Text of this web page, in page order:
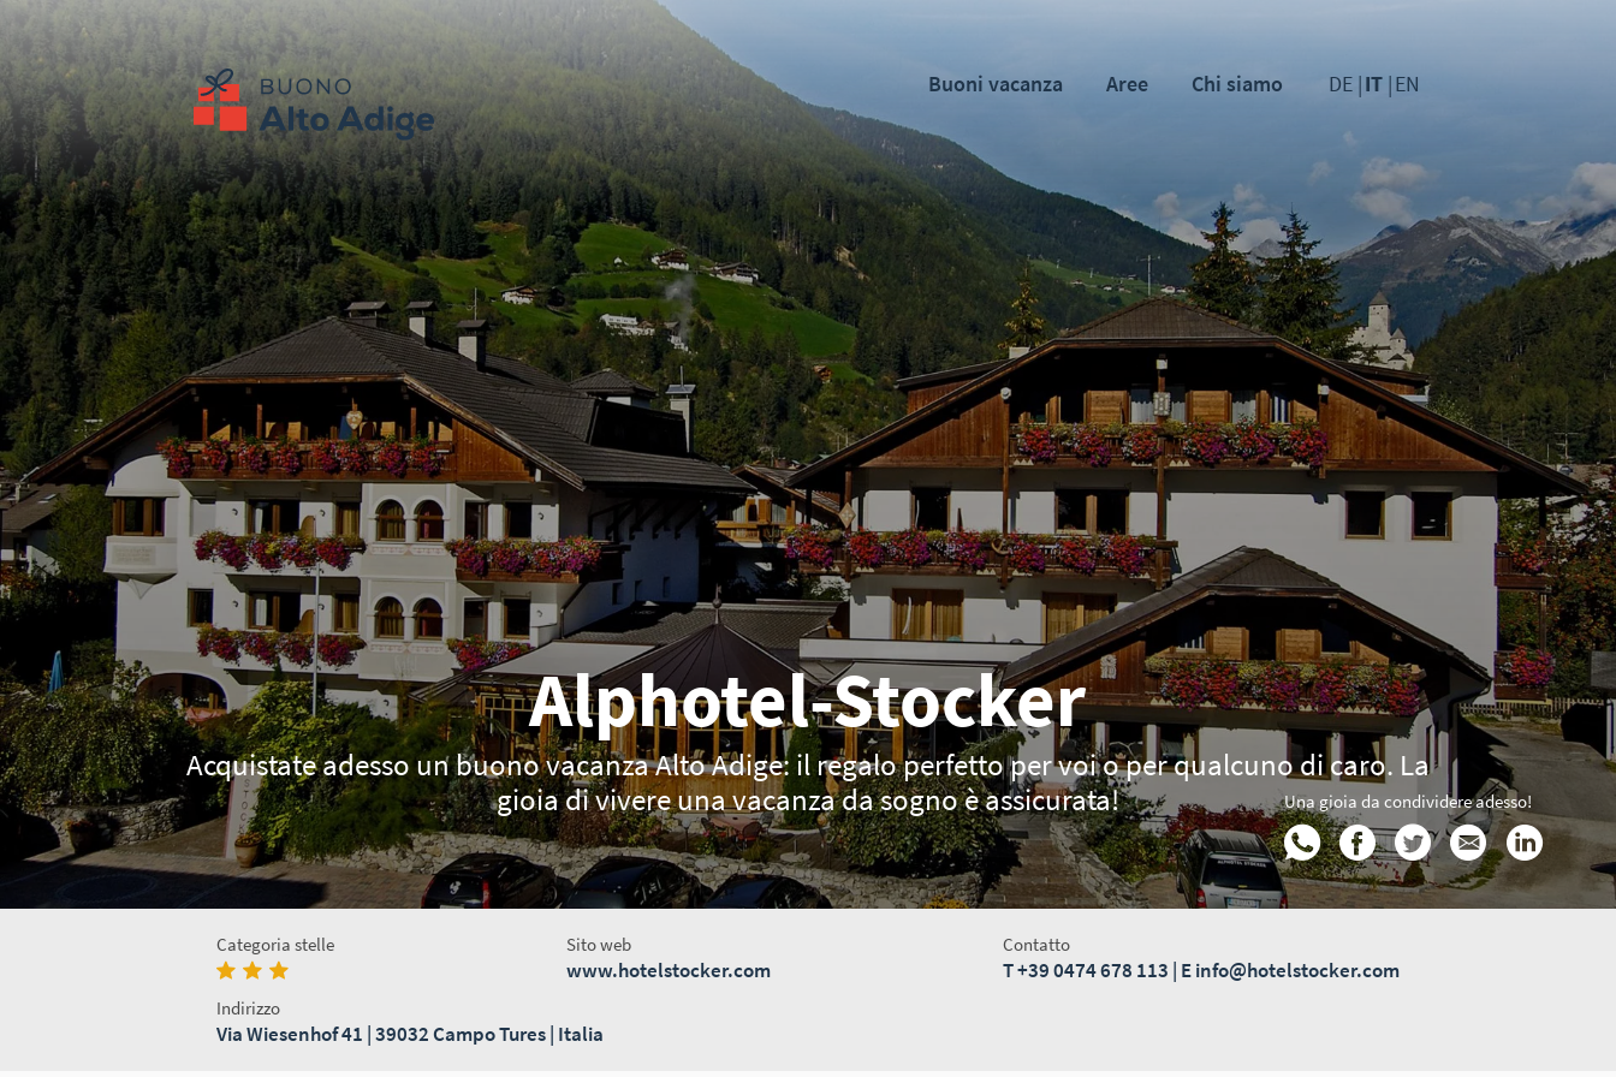
Buoni vacanza Aree Chi siamo DE IT EN
Alphotel-Stocker
Acquistate adesso un buono vacanza Alto Adige: il regalo perfetto per voi o per qualcuno di caro. La
gioia di vivere una vacanza da sogno è assicurata!
Una gioia da condividere adesso!
Categoria stelle Sito web
www.hotelstocker.com
Contatto
T+39 0474 678 113 | Einfo@hotelstocker.com
Indirizzo
Via Wiesenhof 41 | 39032 Campo Tures | Italia